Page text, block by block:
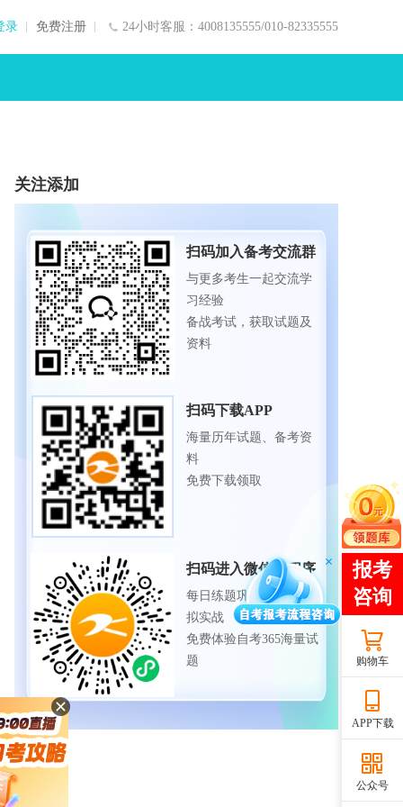
24小时客服：4008135555/010-82335555
录 免费注册
关注添加
扫码加入备考交流群
与更多考生一起交流学
习经验
备战考试，获取试题及
资料
扫码下载APP
海量历年试题、备考资
料
免费下载领取
扫码进入微信小程序
每日练题巩固、考前模
拟实战
免费体验自考365海量试
题
购物车
APP下载
公众号